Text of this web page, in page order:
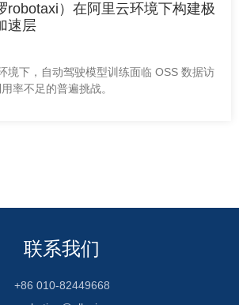
robotaxi）在阿里云环境下构建极
速层
境下，自动驾驶模型训练面临 OSS 数据访
率不足的普遍挑战。
联系我们
+86 010-82449668